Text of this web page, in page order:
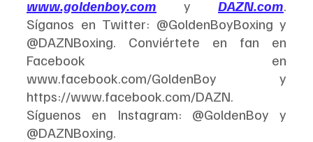
www.goldenboy.com y DAZN.com.
Síganos en Twitter: @GoldenBoyBoxing y
@DAZNBoxing. Conviértete en fan en
Facebook en
www.facebook.com/GoldenBoy y
https://www.facebook.com/DAZN.
Síguenos en Instagram: @GoldenBoy y
@DAZNBoxing.